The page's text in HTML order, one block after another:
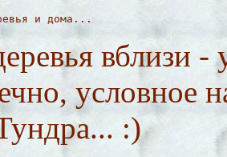
и дома...
вблизи
условное
:)